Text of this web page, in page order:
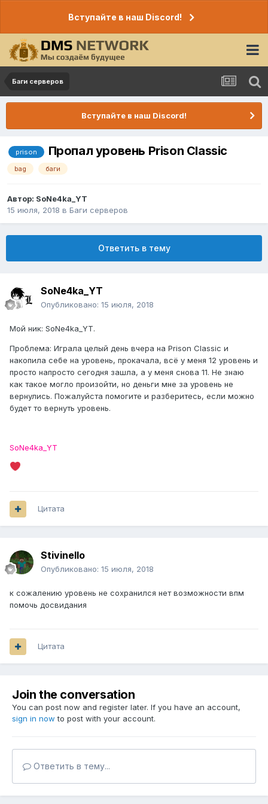
Вступайте в наш Discord!
Баги серверов
Вступайте в наш Discord!
prison Пропал уровень Prison Classic
bag баги
Автор: SoNe4ka_YT
15 июля, 2018 в Баги серверов
Ответить в тему
SoNe4ka_YT
Опубликовано: 15 июля, 2018
Мой ник: SoNe4ka_YT.
Проблема: Играла целый день вчера на Prison Classic и
накопила себе на уровень, прокачала, всё у меня 12 уровень и
просто напросто сегодня зашла, а у меня снова 11. Не знаю
как такое могло произойти, но деньги мне за уровень не
вернулись. Пожалуйста помогите и разберитесь, если можно
будет то вернуть уровень.
SoNe4ka_YT
Цитата
Stivinello
Опубликовано: 15 июля, 2018
к сожалению уровень не сохранился нет возможности впм
помочь досвидания
Цитата
Join the conversation
You can post now and register later. If you have an account,
sign in now to post with your account.
Ответить в тему...